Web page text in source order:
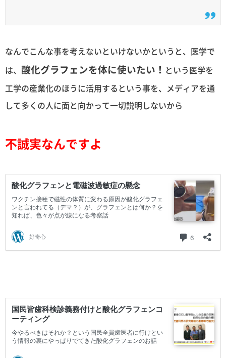
なんでこんな事を考えないといけないかというと、医学で
は、 酸化グラフェンを体に使いたい！ という医学を
工学の産業化のほうに活用するという事を、メディアを通
して多くの人に面と向かって一切説明しないから
不誠実なんですよ